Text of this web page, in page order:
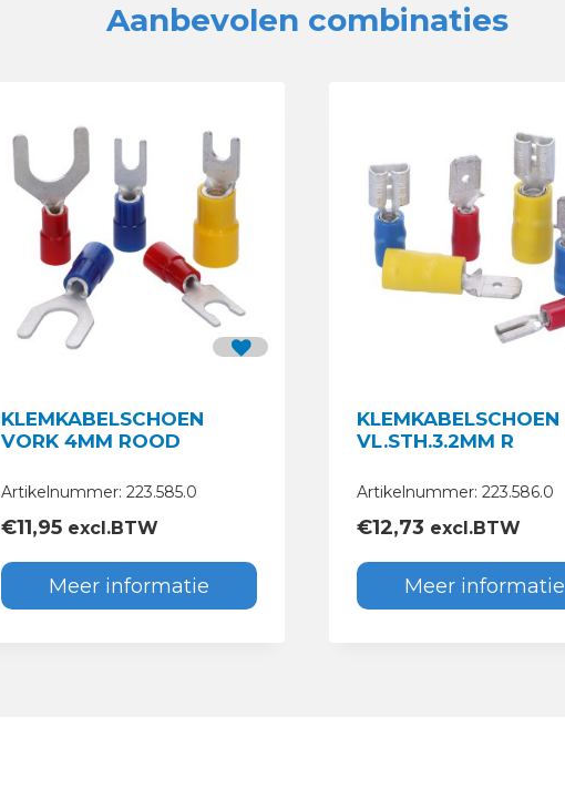
Aanbevolen combinaties
KLEMKABELSCHOEN
VORK 4MM ROOD
Artikelnummer: 223.585.0
€11,95 excl.BTW
Meer informatie
KLEMKABELSCHOEN
VL.STH.3.2MM R
Artikelnummer: 223.586.0
€12,73 excl.BTW
Meer informatie